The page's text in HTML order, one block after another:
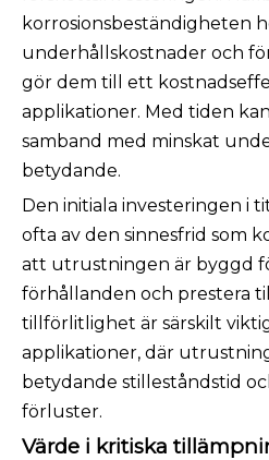
korrosionsbeständigheten
underhållskostnader och
gör dem till ett
applikationer. Med tiden
samband med minskat
betydande.
Den initiala investeringen i
ofta av den sinnesfrid som
att utrustningen är byggd
förhållanden och prestera
tillförlitlighet är särskilt
applikationer, där
betydande stilleståndstid
förluster.
Värde i kritiska